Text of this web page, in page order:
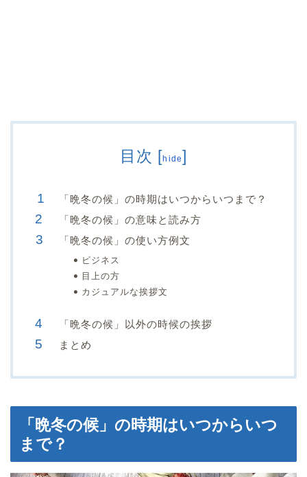
目次 [hide]
「晩冬の候」の時期はいつからいつまで？
「晩冬の候」の意味と読み方
「晩冬の候」の使い方例文
ビジネス
目上の方
カジュアルな挨拶文
「晩冬の候」以外の時候の挨拶
まとめ
「晩冬の候」の時期はいつからいつ
まで？